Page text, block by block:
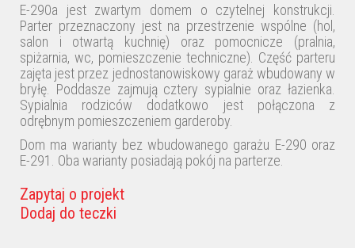
E-290a jest zwartym domem o czytelnej konstrukcji.
Parter przeznaczony jest na przestrzenie wspólne (hol,
salon i otwartą kuchnię) oraz pomocnicze (pralnia,
spiżarnia, wc, pomieszczenie techniczne). Część parteru
zajęta jest przez jednostanowiskowy garaż wbudowany w
bryłę. Poddasze zajmują cztery sypialnie oraz łazienka.
Sypialnia rodziców dodatkowo jest połączona z
odrębnym pomieszczeniem garderoby.
Dom ma warianty bez wbudowanego garażu E-290 oraz
E-291. Oba warianty posiadają pokój na parterze.
Zapytaj o projekt
Dodaj do teczki